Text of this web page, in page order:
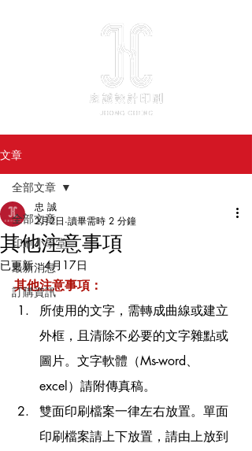
文章
全部文章
印刷小學堂
最新消息
訂購資訊
全部文章
其他注意事項
忠 誠
2月2日 讀畢需時 2 分鐘
已更新：4月17日
其他注意事項：
所使用的文字，需轉成曲線或建立
外框，且清除不必要的文字雜點或
圖片。文字軟體（Ms-word、
excel）請附傳真稿。
雙面印刷檔案一律左右放置。單面
印刷檔案請上下放置，請由上放到